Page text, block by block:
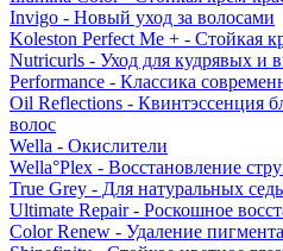
Invigo - Новый уход за волосами
Koleston Perfect Me + - Стойкая
Nutricurls - Уход для кудрявых и
Performance - Классика
Oil Reflections - Квинтэссенция
волос
Wella - Окислители
Wella°Plex - Восстановление
True Grey - Для натуральных
Ultimate Repair - Роскошное
Color Renew - Удаление